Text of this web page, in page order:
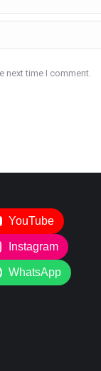
next time I comment.
YouTube
Instagram
WhatsApp